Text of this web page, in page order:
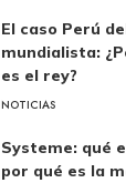
El caso Perú
mundialista:
es el rey?
NOTICIAS
Systeme: qué
por qué es la